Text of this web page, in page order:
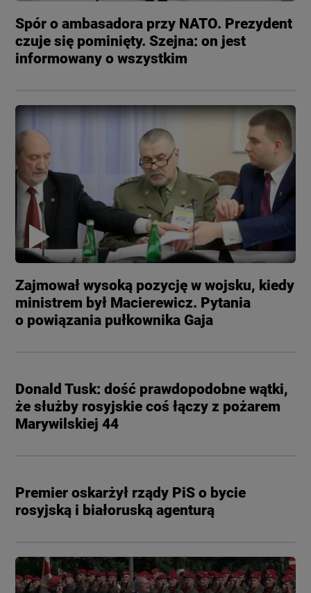
Spór o ambasadora przy NATO. Prezydent
czuje się pominięty. Szejna: on jest
informowany o wszystkim
Zajmował wysoką pozycję w wojsku, kiedy
ministrem był Macierewicz. Pytania
o powiązania pułkownika Gaja
Donald Tusk: dość prawdopodobne wątki,
że służby rosyjskie coś łączy z pożarem
Marywilskiej 44
Premier oskarżył rządy PiS o bycie
rosyjską i białoruską agenturą